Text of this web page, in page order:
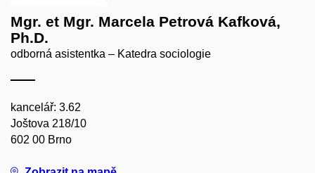
Mgr. et Mgr. Marcela Petrová Kafková,
Ph.D.
odborná asistentka – Katedra sociologie
kancelář: 3.62
Joštova 218/10
602 00 Brno